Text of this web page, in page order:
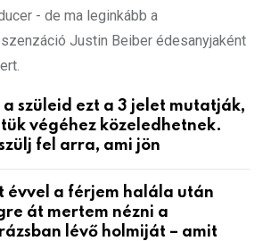
- de ma leginkább a
Justin Beiber édesanyjaként
a szüleid ezt a 3 jelet mutatják,
végéhez közeledhetnek.
fel arra, ami jön
évvel a férjem halála után
át mertem nézni a
lévő holmiját – amit